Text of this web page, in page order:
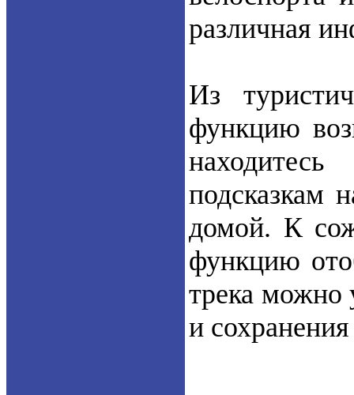
различная
Из
функцию
подсказкам
домой. К
функцию
трека можно
и